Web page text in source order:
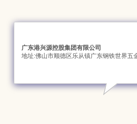
广东港兴源控股集团有限公司
地址:佛山市顺德区乐从镇广东钢铁世界五